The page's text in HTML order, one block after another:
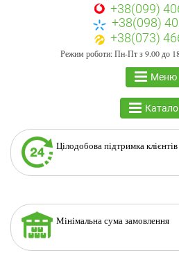
+38(099)
+38(098)
+38(073)
Режим роботи: Пн-Пт з 9.00 до
Меню
Цілодобова підтримка
Мінімальна сума